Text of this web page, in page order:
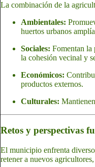
La combinación de la
Ambientales:
huertos urbanos
Sociales: Fomentan la
la cohesión vecinal y
Económicos:
productos externos.
Culturales:
Retos y perspectivas
El municipio enfrenta
retener a nuevos